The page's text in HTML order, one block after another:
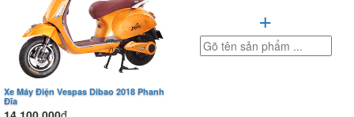
Xe Máy Điện Vespas Dibao 2018 Phanh
Đĩa
+